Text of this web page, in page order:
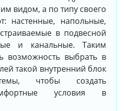
видом, а по типу своего
настенные, напольные,
в подвесной
и канальные. Таким
возможность выбрать в
такой внутренний блок
чтобы создать
условия в